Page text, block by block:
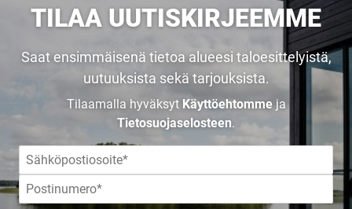
TILAA UUTISKIRJEEMME
Saat ensimmäisenä tietoa alueesi taloesittelyistä,
uutuuksista sekä tarjouksista.
Tilaamalla hyväksyt Käyttöehtommeja
Tietosuojaselosteen.
UNELMISTA
KODIKSI-
TALOKIRJA ON
JULKAISTU